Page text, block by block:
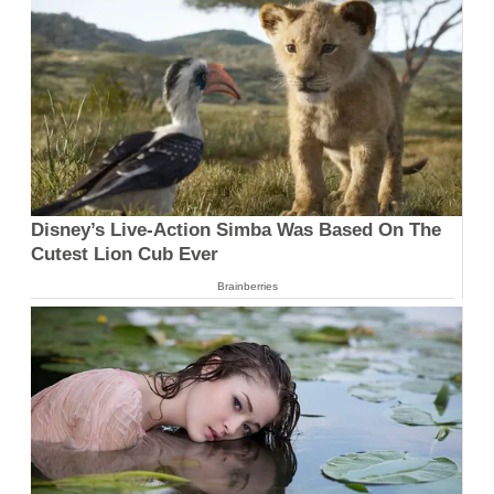
Disney’s Live-Action Simba Was Based On The
Cutest Lion Cub Ever
Brainberries